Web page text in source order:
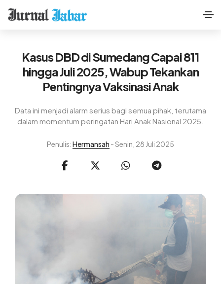
Kasus DBD di Sumedang Capai 811
hingga Juli 2025, Wabup Tekankan
Pentingnya Vaksinasi Anak
Data ini menjadi alarm serius bagi semua pihak, terutama
dalam momentum peringatan Hari Anak Nasional 2025.
Penulis:Hermansah - Senin, 28 Juli 2025